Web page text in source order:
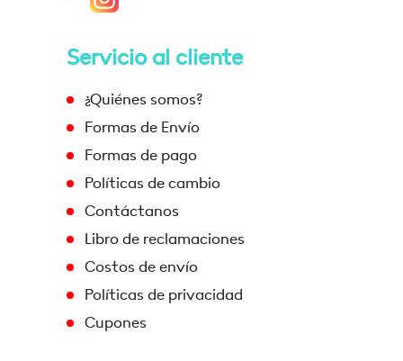
Servicio al cliente
¿Quiénes somos?
Formas de Envío
Formas de pago
Políticas de cambio
Contáctanos
Libro de reclamaciones
Costos de envío
Políticas de privacidad
Cupones